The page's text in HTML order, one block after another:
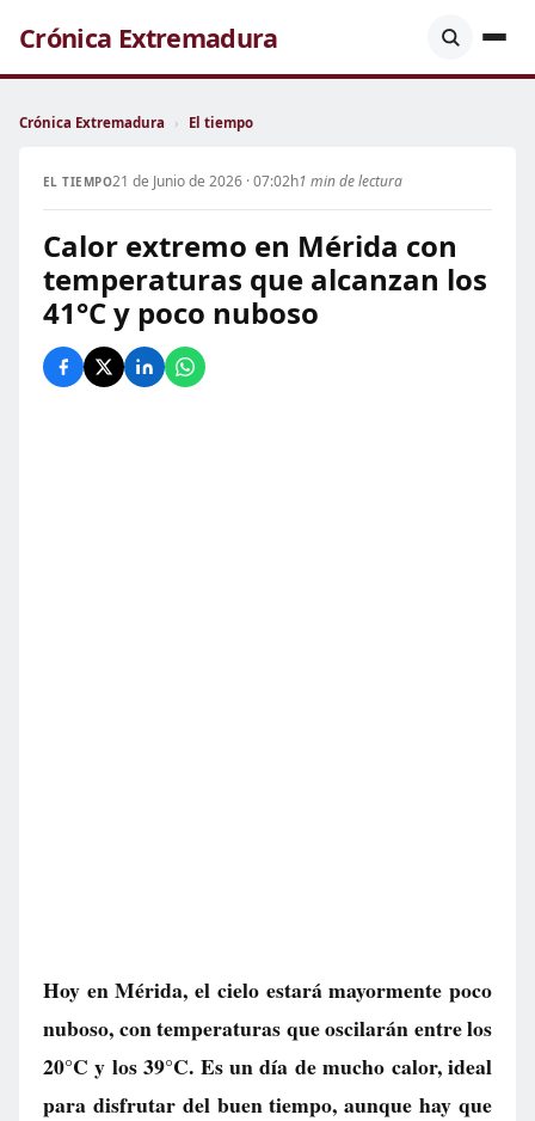
Crónica Extremadura
Crónica Extremadura › El tiempo
EL TIEMPO21 de Junio de 2026 · 07:02h1 min de lectura
Calor extremo en Mérida con
temperaturas que alcanzan los
41°C y poco nuboso
Hoy en Mérida, el cielo estará mayormente poco
nuboso, con temperaturas que oscilarán entre los
20°C y los 39°C. Es un día de mucho calor, ideal
para disfrutar del buen tiempo, aunque hay que